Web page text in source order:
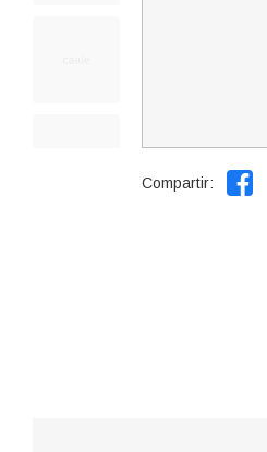
Compartir: 